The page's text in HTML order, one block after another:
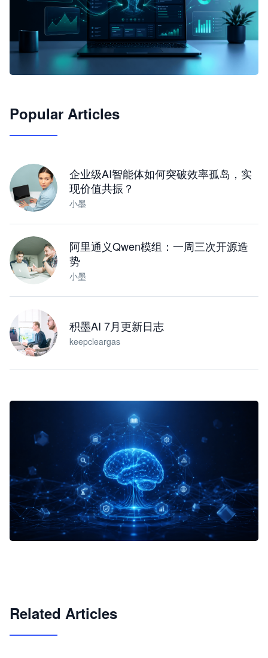
JimoClaw 桌面 AI Agent 工作台
Popular Articles
企业级AI智能体如何突破效率孤岛，实
现价值共振？
小墨
阿里通义Qwen模组：一周三次开源造
势
小墨
积墨AI 7月更新日志
keepcleargas
Related Articles